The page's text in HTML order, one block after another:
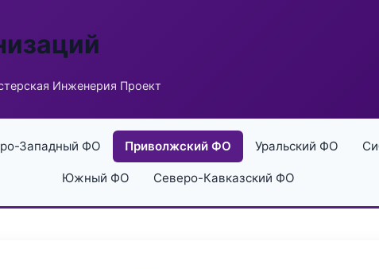
Инженерия Проект
Западный ФО Приволжский ФО Уральский ФО
Южный ФО Северо-Кавказский ФО